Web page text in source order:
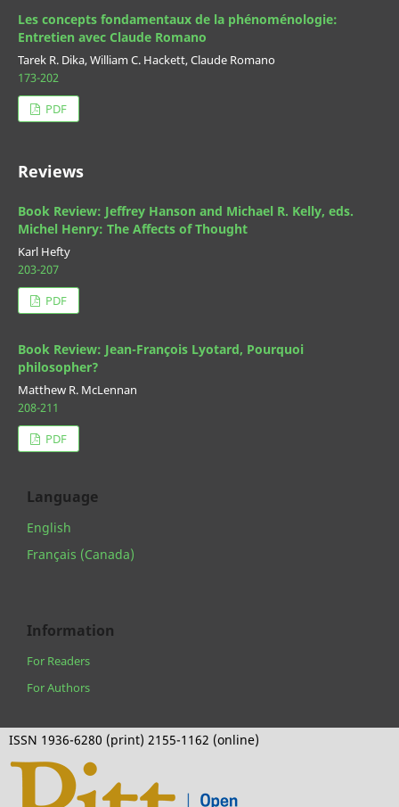
Les concepts fondamentaux de la phénoménologie:
Entretien avec Claude Romano
Tarek R. Dika, William C. Hackett, Claude Romano
173-202
PDF
Reviews
Book Review: Jeffrey Hanson and Michael R. Kelly, eds.
Michel Henry: The Affects of Thought
Karl Hefty
203-207
PDF
Book Review: Jean-François Lyotard, Pourquoi
philosopher?
Matthew R. McLennan
208-211
PDF
Language
English
Français (Canada)
Information
For Readers
For Authors
ISSN 1936-6280 (print) 2155-1162 (online)